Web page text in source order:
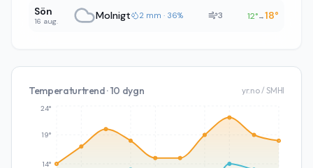
Sön
16 aug. Molnigt 2 mm · 36% 3 12°→18°
Temperaturtrend · 10 dygn yr.no / SMHI
14°
19°
24°